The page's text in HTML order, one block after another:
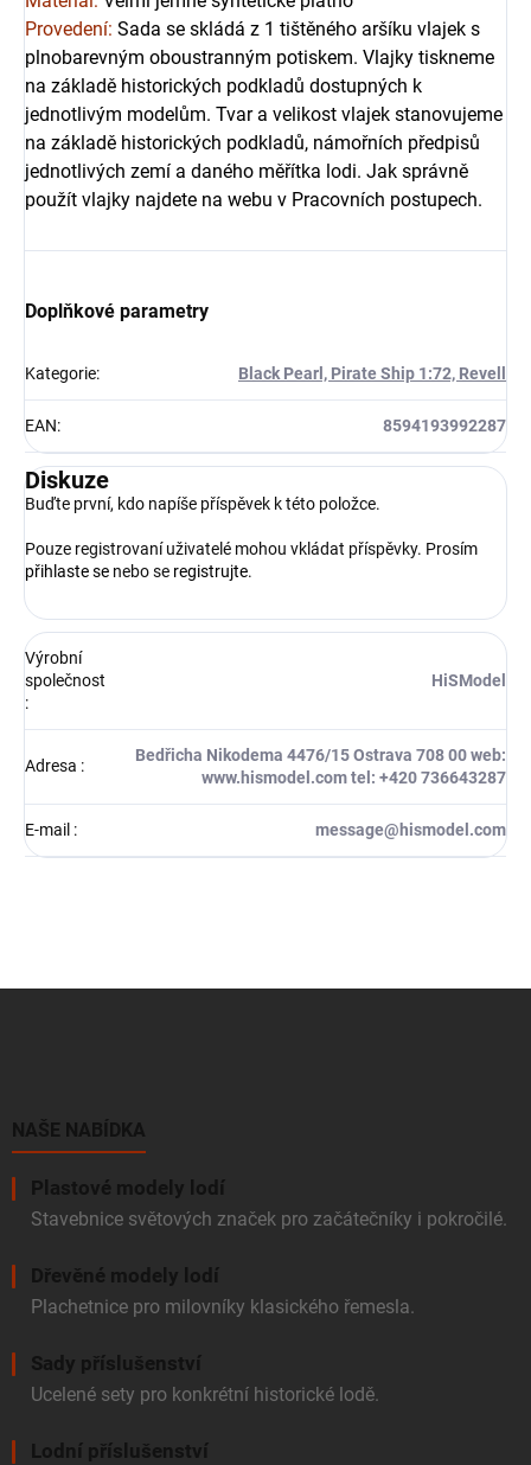
Provedení: Sada se skládá z 1 tištěného aršíku vlajek s
plnobarevným oboustranným potiskem. Vlajky tiskneme
na základě historických podkladů dostupných k
jednotlivým modelům. Tvar a velikost vlajek stanovujeme
na základě historických podkladů, námořních předpisů
jednotlivých zemí a daného měřítka lodi. Jak správně
použít vlajky najdete na webu v Pracovních postupech.
Doplňkové parametry
Kategorie: Black Pearl, Pirate Ship 1:72, Revell
EAN: 8594193992287
Diskuze
Buďte první, kdo napíše příspěvek k této položce.
Pouze registrovaní uživatelé mohou vkládat příspěvky. Prosím
přihlaste se nebo se registrujte.
Výrobní
společnost
:
HiSModel
Adresa :
Bedřicha Nikodema 4476/15 Ostrava 708 00 web:
www.hismodel.com tel: +420 736643287
E-mail : message@hismodel.com
NAŠE NABÍDKA
Plastové modely lodí
Stavebnice světových značek pro začátečníky i pokročilé.
Dřevěné modely lodí
Plachetnice pro milovníky klasického řemesla.
Sady příslušenství
Ucelené sety pro konkrétní historické lodě.
Lodní příslušenství